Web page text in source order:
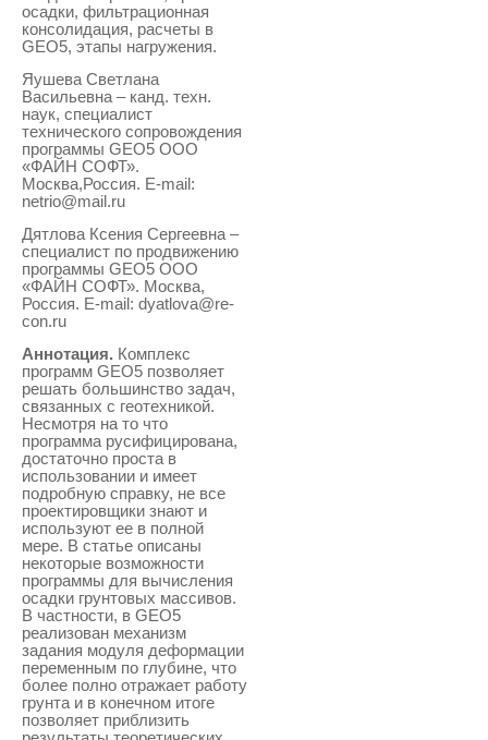
осадки, фильтрационная
консолидация, расчеты в
GEO5, этапы нагружения.
Яушева Светлана
Васильевна – канд. техн.
наук, специалист
технического сопровождения
программы GEO5 ООО
«ФАЙН СОФТ».
Москва,Россия. E-mail:
netrio@mail.ru
Дятлова Ксения Сергеевна –
специалист по продвижению
программы GEO5 ООО
«ФАЙН СОФТ». Москва,
Россия. E-mail: dyatlova@re-
con.ru
Аннотация. Комплекс
программ GEO5 позволяет
решать большинство задач,
связанных с геотехникой.
Несмотря на то что
программа русифицирована,
достаточно проста в
использовании и имеет
подробную справку, не все
проектировщики знают и
используют ее в полной
мере. В статье описаны
некоторые возможности
программы для вычисления
осадки грунтовых массивов.
В частности, в GEO5
реализован механизм
задания модуля деформации
переменным по глубине, что
более полно отражает работу
грунта и в конечном итоге
позволяет приблизить